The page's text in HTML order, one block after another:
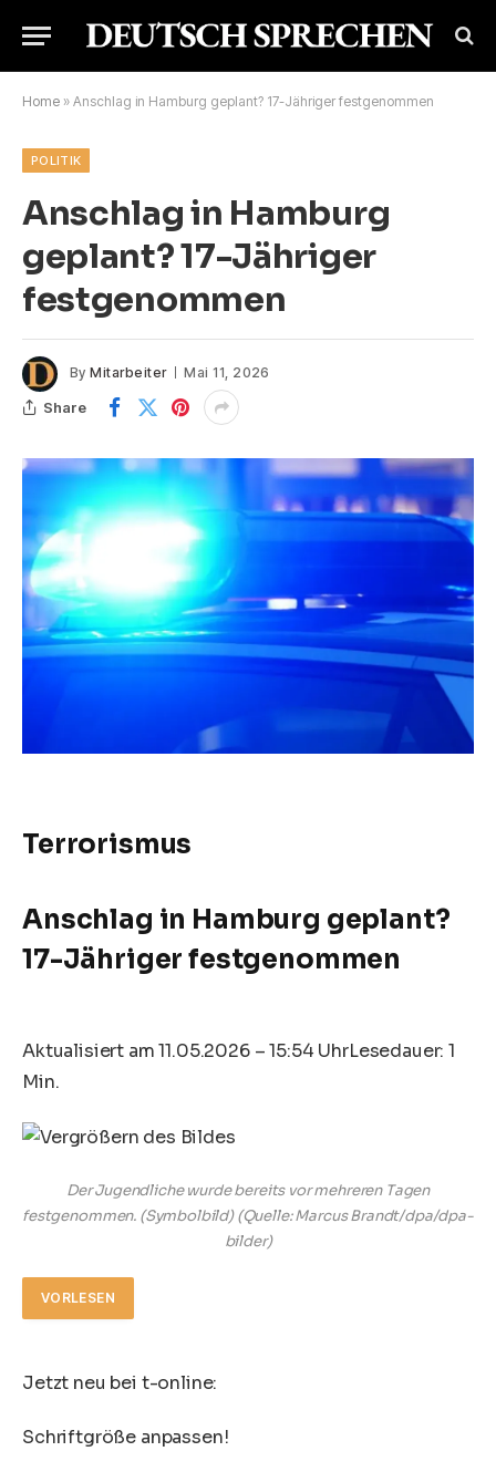
Home » Anschlag in Hamburg geplant? 17-Jähriger festgenommen
POLITIK
Anschlag in Hamburg
geplant? 17-Jähriger
festgenommen
By Mitarbeiter Mai 11, 2026
Share
Terrorismus
Anschlag in Hamburg geplant?
17-Jähriger festgenommen
Aktualisiert am 11.05.2026 – 15:54 UhrLesedauer: 1
Min.
Der Jugendliche wurde bereits vor mehreren Tagen
festgenommen. (Symbolbild)(Quelle: Marcus Brandt/dpa/dpa-
bilder)
VORLESEN
Jetzt neu bei t-online:
Schriftgröße anpassen!